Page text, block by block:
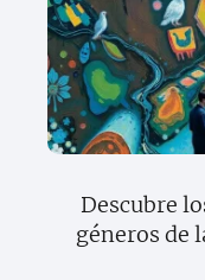
Descubre
géneros de